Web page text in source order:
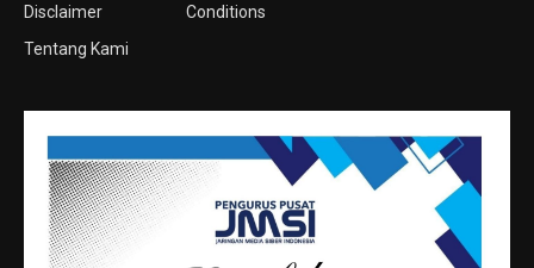
Disclaimer
Tentang Kami
Conditions